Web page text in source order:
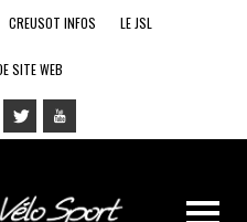
CREUSOT INFOS LE JSL
SITE WEB